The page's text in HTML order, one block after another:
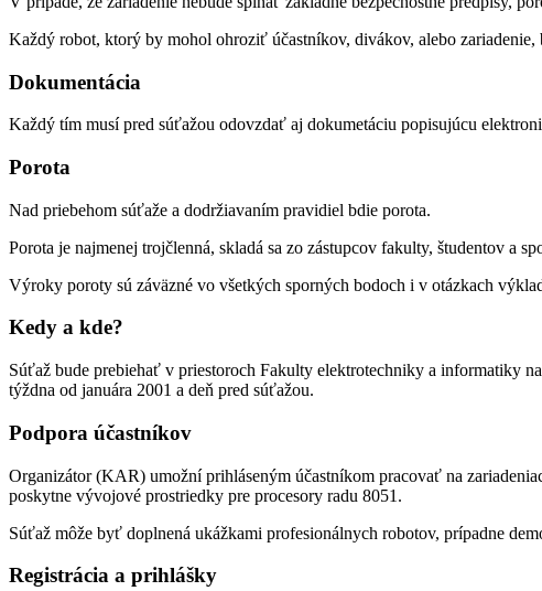
Každý robot, ktorý by mohol ohroziť účastníkov, divákov, alebo zariadenie,
Dokumentácia
Každý tím musí pred súťažou odovzdať aj dokumetáciu popisujúcu
Porota
Nad priebehom súťaže a dodržiavaním pravidiel bdie porota.
Porota je najmenej trojčlenná, skladá sa zo zástupcov fakulty, študentov a
Výroky poroty sú záväzné vo všetkých sporných bodoch i v otázkach
Kedy a kde?
Súťaž bude prebiehať v priestoroch Fakulty elektrotechniky a informatiky
týždna od januára 2001 a deň pred súťažou.
Podpora účastníkov
Organizátor (KAR) umožní prihláseným účastníkom pracovať na
poskytne vývojové prostriedky pre procesory radu 8051.
Súťaž môže byť doplnená ukážkami profesionálnych robotov, prípadne
Registrácia a prihlášky